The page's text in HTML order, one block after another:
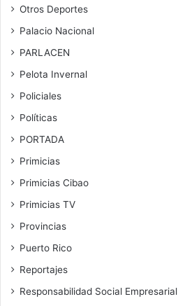
Otros Deportes
Palacio Nacional
PARLACEN
Pelota Invernal
Policiales
Políticas
PORTADA
Primicias
Primicias Cibao
Primicias TV
Provincias
Puerto Rico
Reportajes
Responsabilidad Social Empresarial